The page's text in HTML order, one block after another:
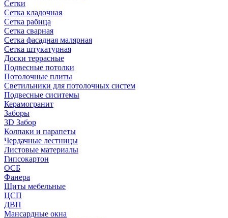
Сетки
Сетка кладочная
Сетка рабица
Сетка сварная
Сетка фасадная малярная
Сетка штукатурная
Доски террасные
Подвесные потолки
Потолочные плиты
Светильники для потолочных систем
Подвесные сиситемы
Керамогранит
Заборы
3D Забор
Колпаки и парапеты
Чердачные лестницы
Листовые материалы
Гипсокартон
ОСБ
Фанера
Щиты мебельные
ЦСП
ДВП
Мансардные окна